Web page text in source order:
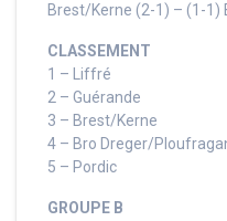
Brest/Kerne (2-1) – (1-
CLASSEMENT
1 – Liffré
2 – Guérande
3 – Brest/Kerne
4 – Bro Dreger/
5 – Pordic
GROUPE B